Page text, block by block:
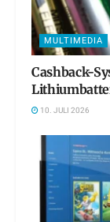
MULTIMEDIA
Cashback-
10. JULI 2026